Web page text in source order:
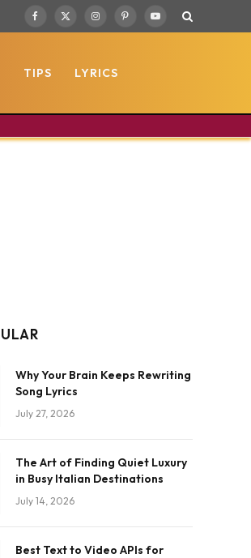
Facebook
X
InstagramPinterestYouTube
TIPS LYRICS
Why Your Brain Keeps Rewriting
Song Lyrics
July 27, 2026
The Art of Finding Quiet Luxury
in Busy Italian Destinations
July 14, 2026
Best Text to Video APIs for